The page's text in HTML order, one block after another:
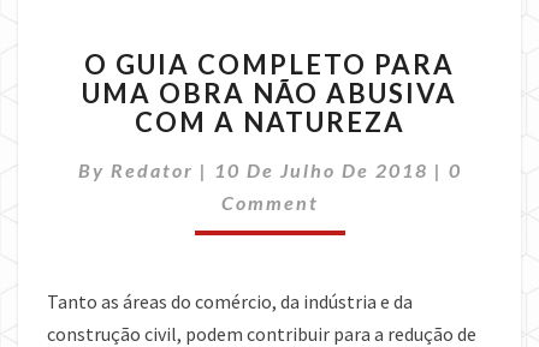
GUIA
COMPLETO
PARA
OBRA
NÃO
NATUREZA
O GUIA COMPLETO PARA
UMA OBRA NÃO ABUSIVA
COM A NATUREZA
By Redator | 10 De Julho De 2018 | 0
Comment
Tanto as áreas do comércio, da indústria e da
construção civil, podem contribuir para a redução de